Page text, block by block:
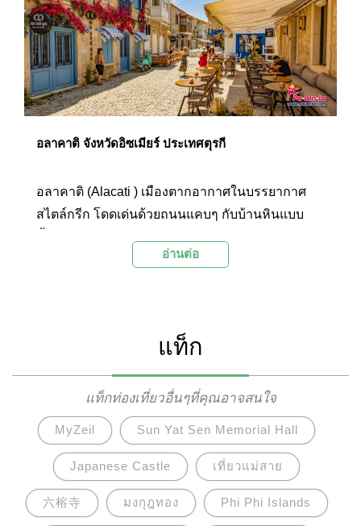
อลาคาติ จังหวัดอิซเมียร์ ประเทศตุรกี
อลาคาติ (Alacati ) เมืองตากอากาศในบรรยากาศ
สไตล์กรีก โดดเด่นด้วยถนนแคบๆ กับบ้านหินแบบ
ลม ให้กลิ่นอายของซานโตรินี สถานที่ท่องเที่ยวชื่อ
อ่านต่อ
แท็ก
แท็กท่องเที่ยวอื่นๆที่คุณอาจสนใจ
MyZeil Sun Yat Sen Memorial Hall
Japanese Castle เที่ยวแม่สาย
六榕寺 มงกุฎทอง Phi Phi Islands